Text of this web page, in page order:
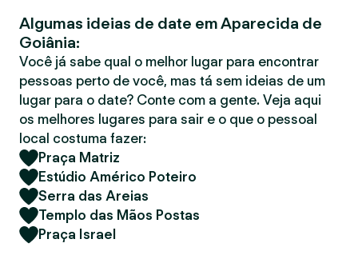
Algumas ideias de date em Aparecida de
Goiânia:
Você já sabe qual o melhor lugar para encontrar
pessoas perto de você, mas tá sem ideias de um
lugar para o date? Conte com a gente. Veja aqui
os melhores lugares para sair e o que o pessoal
local costuma fazer:
Praça Matriz
Estúdio Américo Poteiro
Serra das Areias
Templo das Mãos Postas
Praça Israel